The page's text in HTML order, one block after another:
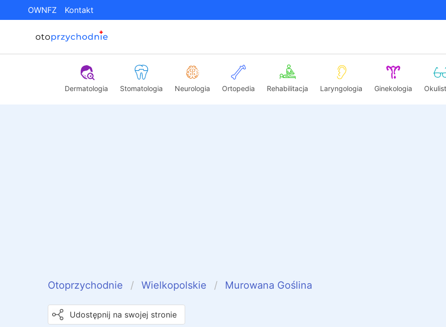
OWNFZ Kontakt
Dermatologia Stomatologia Neurologia Ortopedia Rehabilitacja Laryngologia Ginekologia
Otoprzychodnie Wielkopolskie Murowana Goślina
Udostępnij na swojej stronie